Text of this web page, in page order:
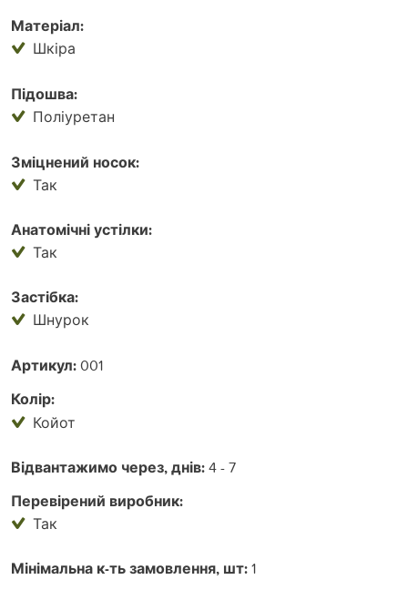
Матеріал:
Шкіра
Підошва:
Поліуретан
Зміцнений носок:
Так
Анатомічні устілки:
Так
Застібка:
Шнурок
Артикул:001
Колір:
Койот
Відвантажимо через, днів:4 - 7
Перевірений виробник:
Так
Мінімальна к-ть замовлення, шт:1